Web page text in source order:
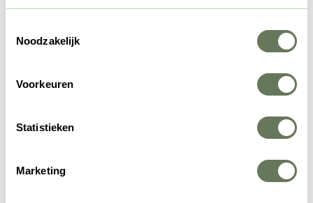
Noodzakelijk
Voorkeuren
Statistieken
Marketing